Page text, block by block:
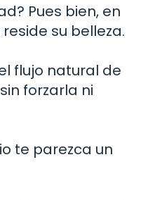
Pues bien, en
su belleza.
flujo natural de
forzarla ni
te parezca un